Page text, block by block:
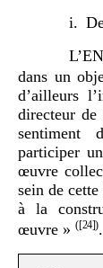
dans un
d’ailleurs
directeur
sentiment
participer
œuvre
sein de
à la
œuvre » ([24]).